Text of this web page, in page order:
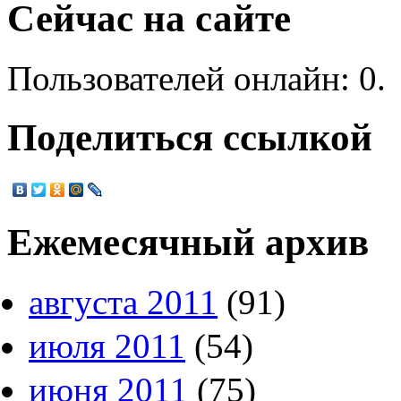
Сейчас на сайте
Пользователей онлайн: 0.
Поделиться ссылкой
Ежемесячный архив
августа 2011 (91)
июля 2011 (54)
июня 2011 (75)